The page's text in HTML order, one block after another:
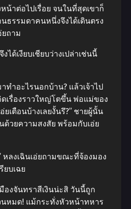
น้าต่อไปเรื่อย จนในที่สุดเขาก็
ธรรมดาคนหนึ่งจึงได้เดินตรง
ยถาม
ได้เงียบเชียบว่างเปล่าเช่นนี้
ทําอะไรนอกบ้าน? แล้วเจ้าไป
ดเรื่องราวใหญ่โตขึ้น พ่อแม่ของ
ยเตือนบ้างเลยงั้นรึ?” ชายผู้นั้น
ด้วยความสงสัย พร้อมกับเอ่ย
หลงเฉินเอ่ยถามขณะที่จ้องมอง
ยบเฉย
องจันทราสีเงินน่ะสิ วันนี้ถูก
หมด! แม้กระทั่งหัวหน้าทหาร